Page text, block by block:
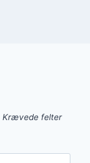
Krævede felter